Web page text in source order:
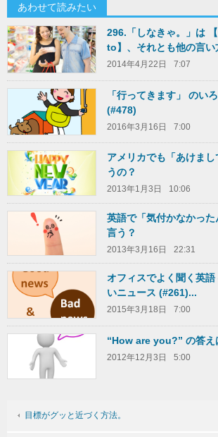
あわせて読みたい
296.「しなきゃ。」は
to】、それとも他の言い
2014年4月22日 7:07
「行ってきます」 のい
(#478)
2016年3月16日 7:00
アメリカでも「あけま
うの？
2013年1月3日 10:06
英語で「気付かなかっ
言う？
2013年3月16日 22:31
オフィスでよく聞く英
いニュース (#261)...
2015年3月18日 7:00
“How are you?” の答え
2012年12月3日 5:00
目標がグッと近づく方法。